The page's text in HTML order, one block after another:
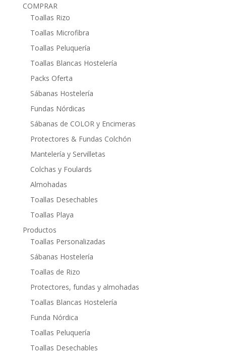
COMPRAR
Toallas Rizo
Toallas Microfibra
Toallas Peluquería
Toallas Blancas Hostelería
Packs Oferta
Sábanas Hostelería
Fundas Nórdicas
Sábanas de COLOR y Encimeras
Protectores & Fundas Colchón
Mantelería y Servilletas
Colchas y Foulards
Almohadas
Toallas Desechables
Toallas Playa
Productos
Toallas Personalizadas
Sábanas Hostelería
Toallas de Rizo
Protectores, fundas y almohadas
Toallas Blancas Hostelería
Funda Nórdica
Toallas Peluquería
Toallas Desechables